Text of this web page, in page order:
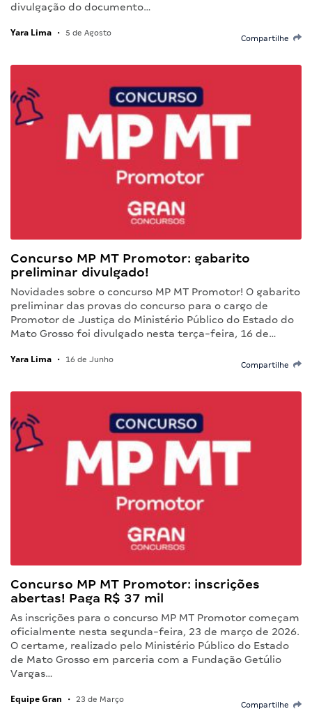
divulgação do documento…
Yara Lima • 5 de Agosto
Compartilhe
Concurso MP MT Promotor: gabarito
preliminar divulgado!
Novidades sobre o concurso MP MT Promotor! O gabarito
preliminar das provas do concurso para o cargo de
Promotor de Justiça do Ministério Público do Estado do
Mato Grosso foi divulgado nesta terça-feira, 16 de…
Yara Lima • 16 de Junho
Compartilhe
Concurso MP MT Promotor: inscrições
abertas! Paga R$ 37 mil
As inscrições para o concurso MP MT Promotor começam
oficialmente nesta segunda-feira, 23 de março de 2026.
O certame, realizado pelo Ministério Público do Estado
de Mato Grosso em parceria com a Fundação Getúlio
Vargas…
Equipe Gran • 23 de Março
Compartilhe